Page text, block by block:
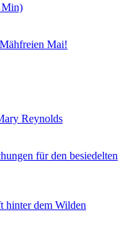
Min)
Mai!
Reynolds
für den besiedelten
hinter dem Wilden